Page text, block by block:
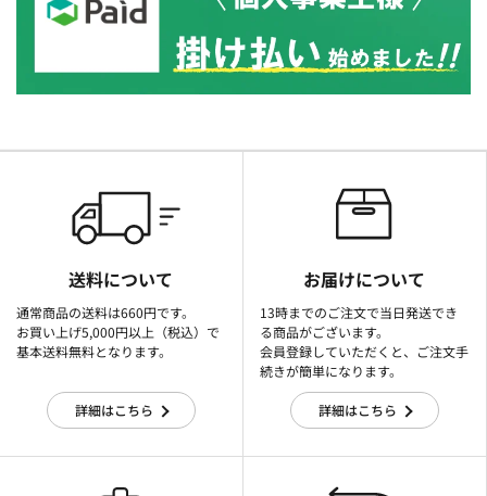
送料について
通常商品の送料は660円です。
お買い上げ5,000円以上（税込）で
基本送料無料となります。
詳細はこちら
お届けについて
13時までのご注文で当日発送でき
る商品がございます。
会員登録していただくと、ご注文手
続きが簡単になります。
詳細はこちら